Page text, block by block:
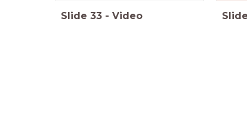
Slide 33 - Video Slide